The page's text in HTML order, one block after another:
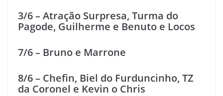
3/6 – Atração Surpresa, Turma do
Pagode, Guilherme e Benuto e Locos
7/6 – Bruno e Marrone
8/6 – Chefin, Biel do Furduncinho, TZ
da Coronel e Kevin o Chris